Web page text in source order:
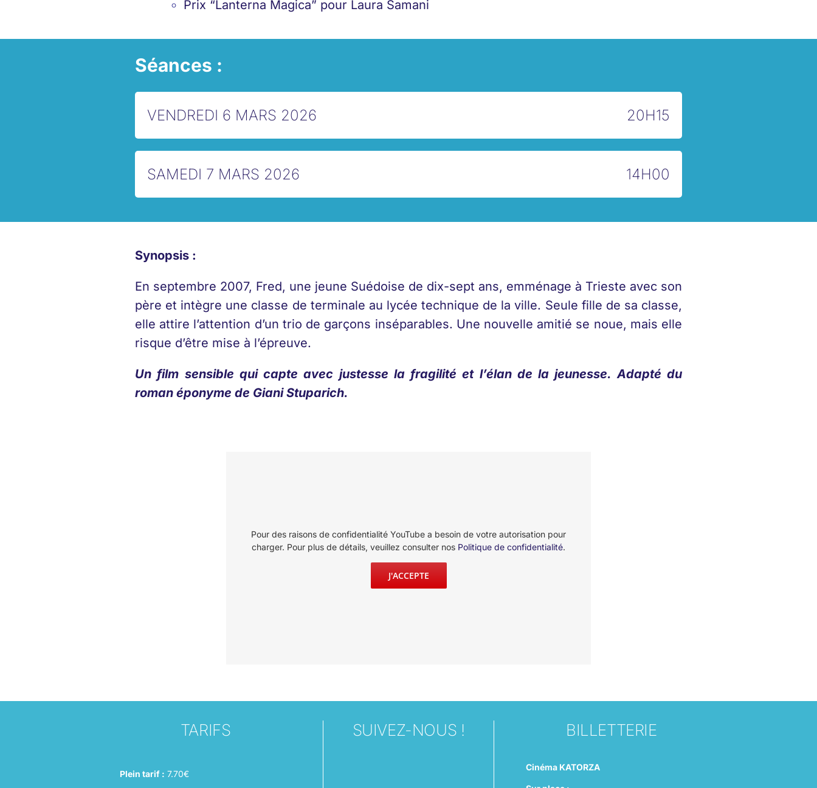
Prix “Lanterna Magica” pour Laura Samani
Séances :
VENDREDI 6 MARS 2026 20H15
SAMEDI 7 MARS 2026 14H00
Synopsis :
En septembre 2007, Fred, une jeune Suédoise de dix-sept ans, emménage à Trieste avec son
père et intègre une classe de terminale au lycée technique de la ville. Seule fille de sa classe,
elle attire l’attention d’un trio de garçons inséparables. Une nouvelle amitié se noue, mais elle
risque d’être mise à l’épreuve.
Un film sensible qui capte avec justesse la fragilité et l’élan de la jeunesse. Adapté du
roman éponyme de Giani Stuparich.
Pour des raisons de confidentialité YouTube a besoin de votre autorisation pour
charger. Pour plus de détails, veuillez consulter nos Politique de confidentialité.
J'ACCEPTE
TARIFS
Plein tarif : 7.70€
SUIVEZ-NOUS ! BILLETTERIE
Cinéma KATORZA